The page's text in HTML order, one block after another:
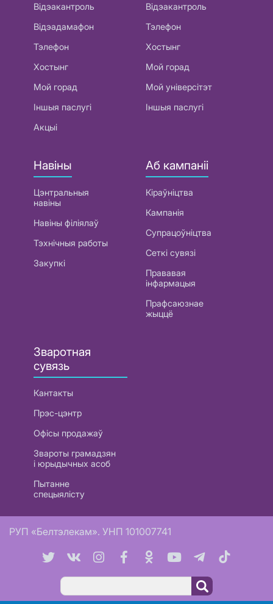
Відэакантроль
Відэадамафон
Тэлефон
Хостынг
Мой горад
Іншыя паслугі
Акцыі
Відэакантроль
Тэлефон
Хостынг
Мой горад
Мой універсітэт
Іншыя паслугі
Навіны
Цэнтральныя
навіны
Навіны філіялаў
Тэхнічныя работы
Закупкі
Аб кампаніі
Кіраўніцтва
Кампанія
Супрацоўніцтва
Сеткі сувязі
Прававая
інфармацыя
Прафсаюзнае
жыццё
Зваротная
сувязь
Кантакты
Прэс-цэнтр
Офісы продажаў
Звароты грамадзян
і юрыдычных асоб
Пытанне
спецыялісту
РУП «Белтэлекам». УНП 101007741
Пошук